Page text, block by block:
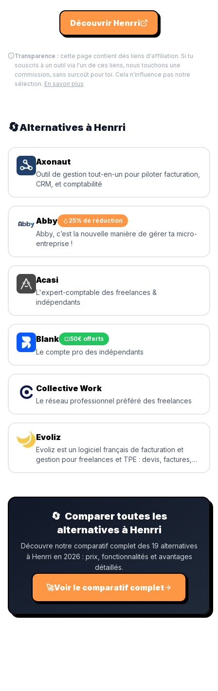
Découvrir Henrri
Transparence : cette page contient des liens d'affiliation. Si tu
souscris à un outil via l'un de ces liens, nous touchons une
commission, sans surcoût pour toi. Cela n'influence pas notre
sélection. En savoir plus
🔄Alternatives à Henrri
Axonaut
Outil de gestion tout-en-un pour piloter facturation,
CRM, et comptabilité
Abby 25% de réduction
Abby, c’est la nouvelle manière de gérer ta micro-
entreprise !
Acasi
L'expert-comptable des freelances &
indépendants
Blank 50€ offerts
Le compte pro des indépendants
Collective Work
Le réseau professionnel préféré des freelances
Evoliz
Evoliz est un logiciel français de facturation et
gestion pour freelances et TPE : devis, factures,
🔄 Comparer toutes les
alternatives à Henrri
Découvre notre comparatif complet des 19 alternatives
à Henrri en 2026 : prix, fonctionnalités et avantages
détaillés.
🚀Voir le comparatif complet